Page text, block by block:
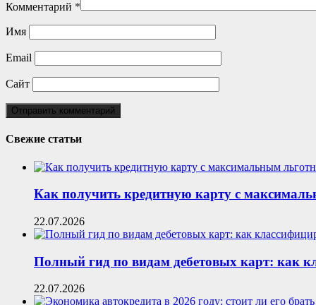
Комментарий *
Имя
Email
Сайт
Свежие статьи
Как получить кредитную карту с
22.07.2026
Полный гид по видам дебетовых карт: как
22.07.2026